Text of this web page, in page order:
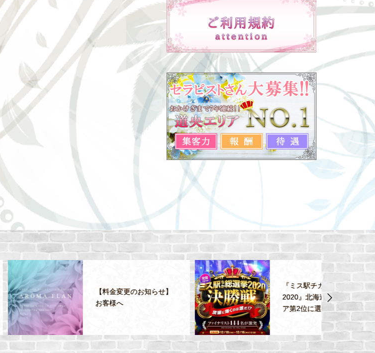
【料金変更のお知らせ】
お客様へ
『ミス駅チカ総選挙
2020』北海道・東北エリ
ア第2位に選ばれ...